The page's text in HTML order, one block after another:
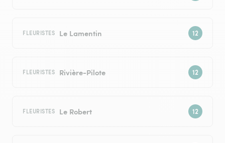
FLEURISTES Le Lamentin
FLEURISTES Rivière-Pilote
FLEURISTES Le Robert